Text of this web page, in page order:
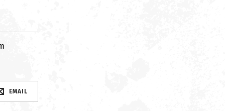
EMAIL